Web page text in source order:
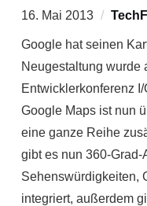
16. Mai 2013
Google hat seinen
Neugestaltung wurde
Entwicklerkonferenz
Google Maps ist nun
eine ganze Reihe
gibt es nun 360-Grad-
Sehenswürdigkeiten,
integriert, außerdem